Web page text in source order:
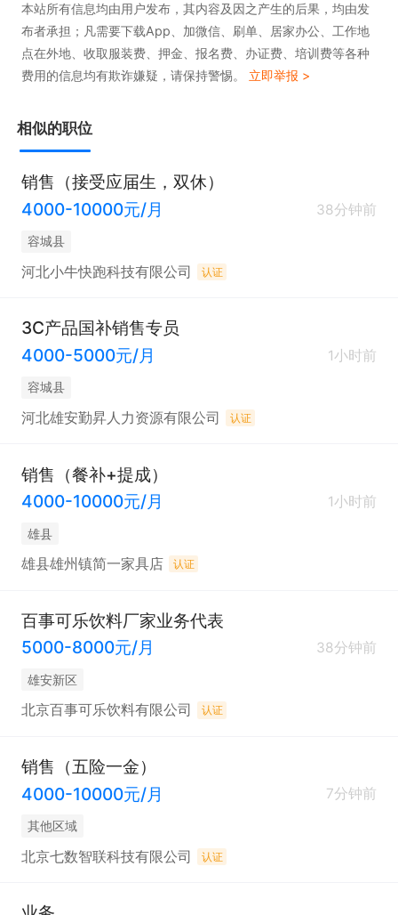
本站所有信息均由用户发布，其内容及因之产生的后果，均由发
布者承担；凡需要下载App、加微信、刷单、居家办公、工作地
点在外地、收取服装费、押金、报名费、办证费、培训费等各种
费用的信息均有欺诈嫌疑，请保持警惕。 立即举报 >
相似的职位
销售（接受应届生，双休）
4000-10000元/月
38分钟前
容城县
河北小牛快跑科技有限公司 认证
3C产品国补销售专员
4000-5000元/月
1小时前
容城县
河北雄安勤昇人力资源有限公司 认证
销售（餐补+提成）
4000-10000元/月
1小时前
雄县
雄县雄州镇简一家具店 认证
百事可乐饮料厂家业务代表
5000-8000元/月
38分钟前
雄安新区
北京百事可乐饮料有限公司 认证
销售（五险一金）
4000-10000元/月
7分钟前
其他区域
北京七数智联科技有限公司 认证